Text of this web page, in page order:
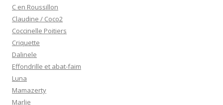
C en Roussillon
Claudine / Coco2
Coccinelle Poitiers
Criquette
Dalinele
Effondrille et abat-faim
Luna
Mamazerty
Marlie